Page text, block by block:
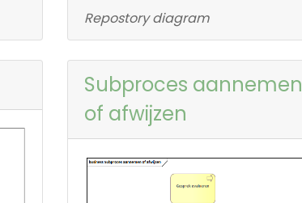
Repostory diagram
Subproces aannemen
of afwijzen